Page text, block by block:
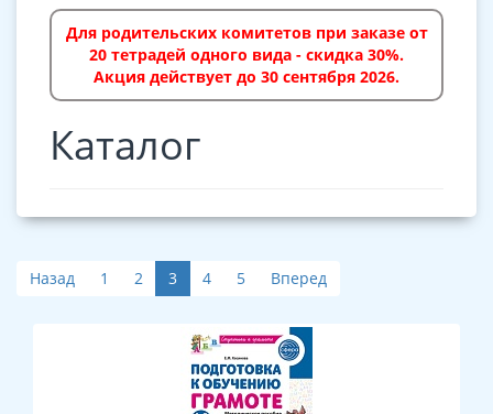
Для родительских комитетов при заказе от
20 тетрадей одного вида - скидка 30%.
Акция действует до 30 сентября 2026.
Каталог
Назад 1 2 3 4 5 Вперед